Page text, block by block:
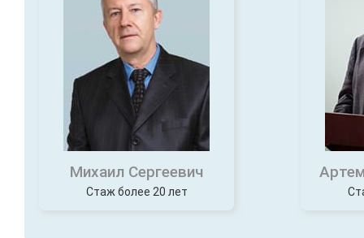
Михаил Сергеевич
Стаж более 20 лет